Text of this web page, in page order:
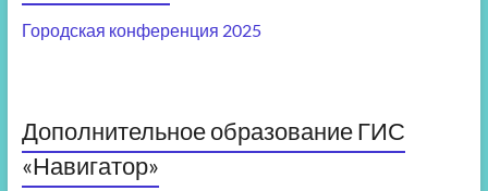
Городская конференция 2025
Дополнительное образование ГИС
«Навигатор»